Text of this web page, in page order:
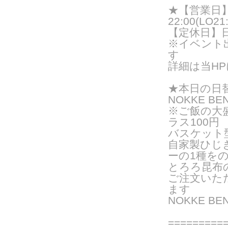
★【営業日
【定休日
※イベント
す
詳細は当
★本日の日
NOKKE
※ご飯の大
ラス100円
バスケット
自家製ひじ
ーの1種を
とろろ昆布
ご注文いた
ま す
NOKKE
===